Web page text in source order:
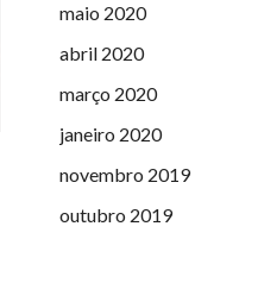
maio 2020
abril 2020
março 2020
janeiro 2020
novembro 2019
outubro 2019